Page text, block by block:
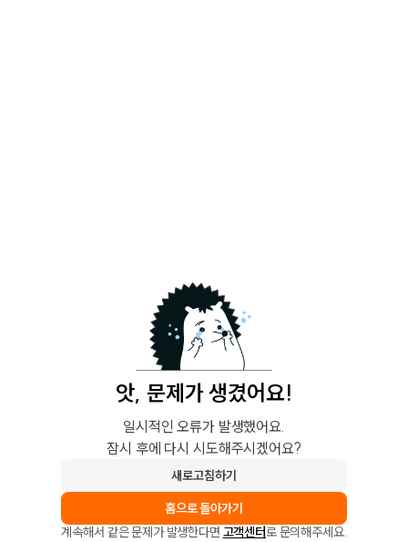
앗, 문제가 생겼어요!
일시적인 오류가 발생했어요.
잠시 후에 다시 시도해주시겠어요?
새로고침하기
홈으로 돌아가기
계속해서 같은 문제가 발생한다면 고객센터로 문의해주세요.